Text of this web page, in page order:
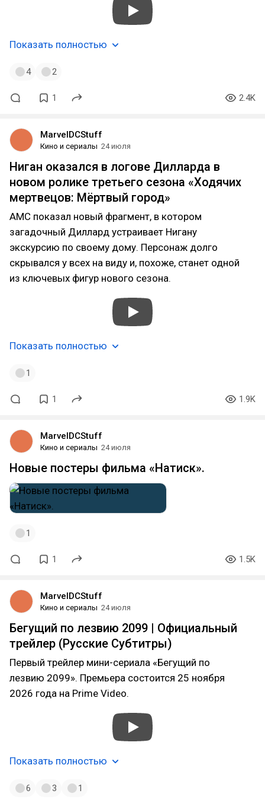
Показать полностью
4 2
1 2.4K
MarvelDCStuff
Кино и сериалы 24 июля
Ниган оказался в логове Дилларда в
новом ролике третьего сезона «Ходячих
мертвецов: Мёртвый город»
AMC показал новый фрагмент, в котором
загадочный Диллард устраивает Нигану
экскурсию по своему дому. Персонаж долго
скрывался у всех на виду и, похоже, станет одной
из ключевых фигур нового сезона.
Показать полностью
1
1 1.9K
MarvelDCStuff
Кино и сериалы 24 июля
Новые постеры фильма «Натиск».
1
1 1.5K
MarvelDCStuff
Кино и сериалы 24 июля
Бегущий по лезвию 2099 | Официальный
трейлер (Русские Субтитры)
Первый трейлер мини-сериала «Бегущий по
лезвию 2099». Премьера состоится 25 ноября
2026 года на Prime Video.
Показать полностью
6 3 1